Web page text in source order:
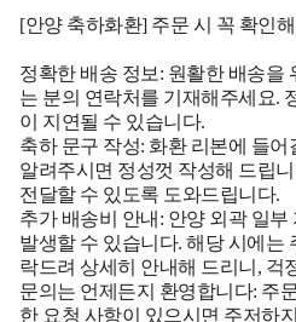
[안양 축하화환] 주문 시 꼭 확인
정확한 배송 정보: 원활한 배송을
는 분의 연락처를 기재해주세요.
이 지연될 수 있습니다.
축하 문구 작성: 화환 리본에 들어
알려주시면 정성껏 작성해 드립
전달할 수 있도록 도와드립니다.
추가 배송비 안내: 안양 외곽 일부
발생할 수 있습니다. 해당 시에는
락드려 상세히 안내해 드리니, 걱
문의는 언제든지 환영합니다: 주
한 요청 사항이 있으시면 주저하